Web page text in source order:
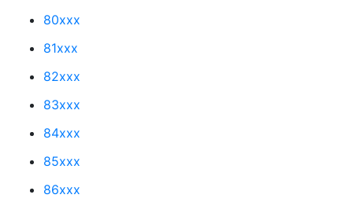
80xxx
81xxx
82xxx
83xxx
84xxx
85xxx
86xxx